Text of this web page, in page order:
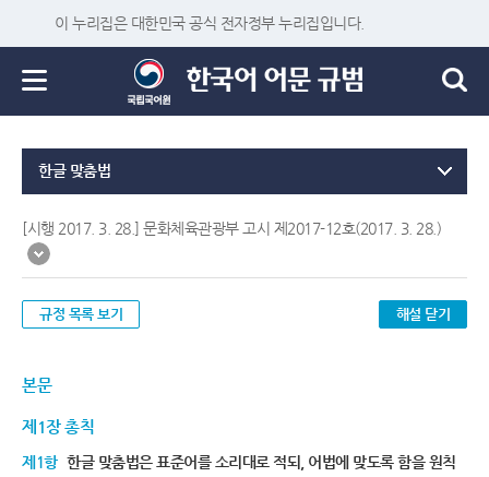
이 누리집은 대한민국 공식 전자정부 누리집입니다.
한글 맞춤법
[시행 2017. 3. 28.] 문화체육관광부 고시 제2017-12호(2017. 3. 28.)
규정 목록 보기 해설 닫기
본문
제1장 총칙
제1항 한글 맞춤법은 표준어를 소리대로 적되, 어법에 맞도록 함을 원칙